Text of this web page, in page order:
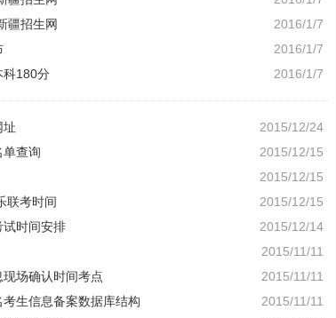
2016/1/7
疆招生网
2016/1/7
2016/1/7
科180分
2015/12/24
址
2015/12/15
查询
2015/12/15
2015/12/15
联考时间
2015/12/14
试时间安排
2015/11/11
2015/11/11
场确认时间考点
2015/11/11
生信息备案数据库结构